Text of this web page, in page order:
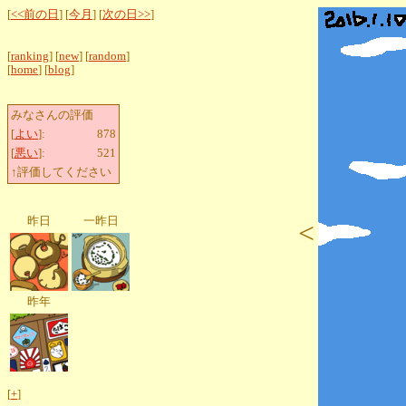
[<<前の日 ] [今月 ] [次の日>>]
[ranking] [new] [random]
[home] [blog]
みなさんの評価
[よい]:
878
[悪い]:
521
↑評価してください
昨日 一昨日
昨年
[+]
<